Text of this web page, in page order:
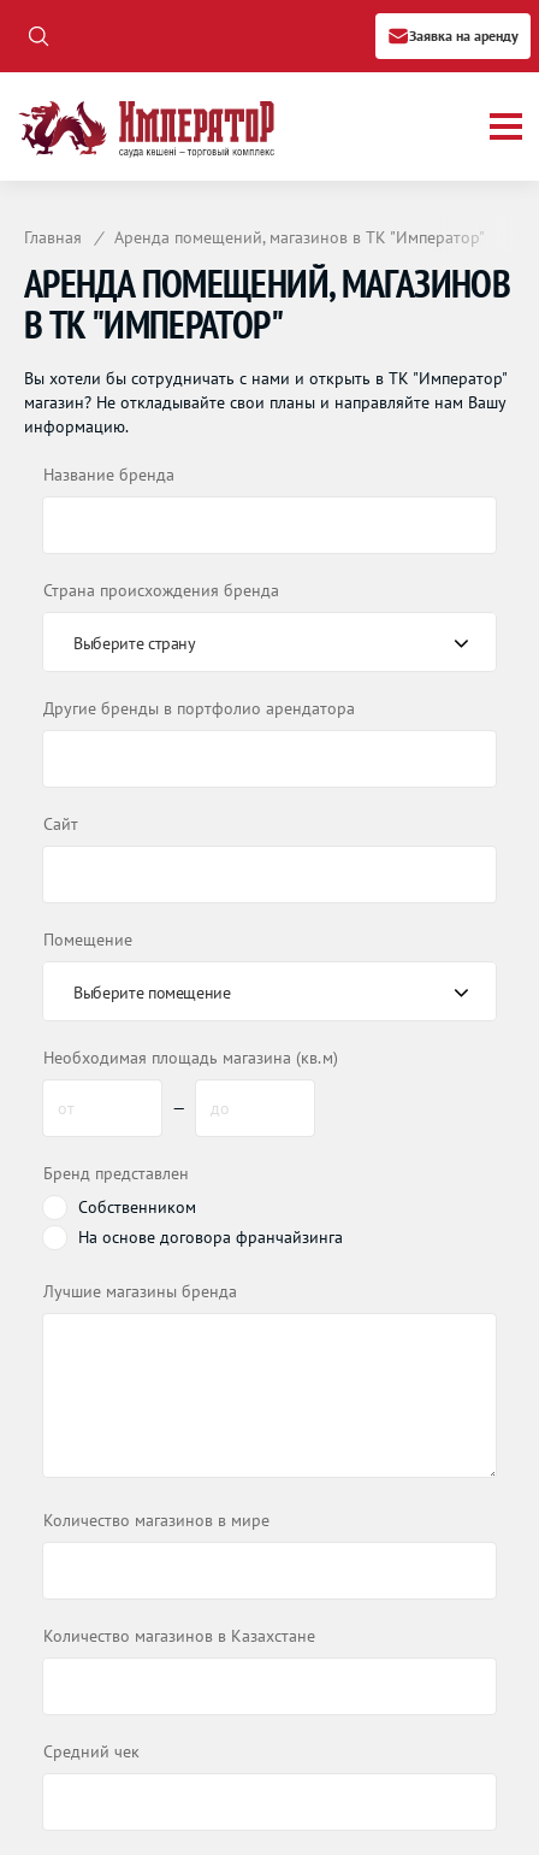
Заявка на аренду
Главная / Аренда помещений, магазинов в ТК "Император"
АРЕНДА ПОМЕЩЕНИЙ, МАГАЗИНОВ
В ТК "ИМПЕРАТОР"
Вы хотели бы сотрудничать с нами и открыть в ТК "Император"
магазин? Не откладывайте свои планы и направляйте нам Вашу
информацию.
Название бренда
Страна происхождения бренда
Выберите страну
Другие бренды в портфолио арендатора
Сайт
Помещение
Выберите помещение
Необходимая площадь магазина (кв.м)
от — до
Бренд представлен
Собственником
На основе договора франчайзинга
Лучшие магазины бренда
Количество магазинов в мире
Количество магазинов в Казахстане
Средний чек